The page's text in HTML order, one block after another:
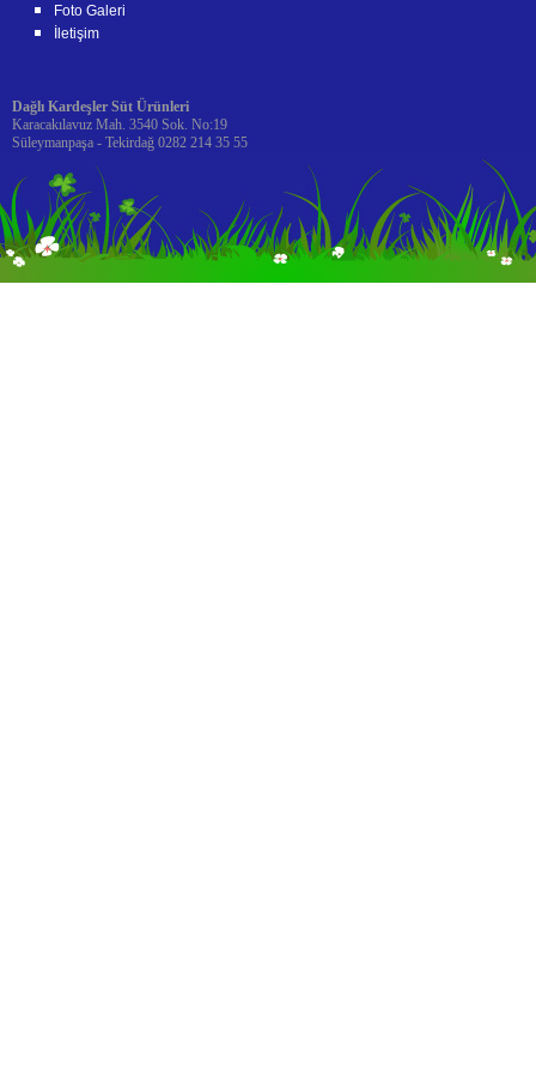
Foto Galeri
İletişim
Dağlı Kardeşler Süt Ürünleri
Karacakılavuz Mah. 3540 Sok. No:19
Süleymanpaşa - Tekirdağ 0282 214 35 55